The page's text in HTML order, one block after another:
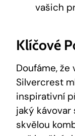
vašich
Klíčové
Doufáme,
Silvercrest
inspirativní
jaký
skvělou